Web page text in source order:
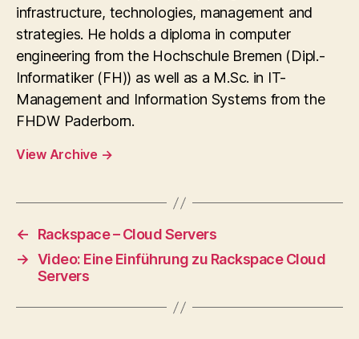
infrastructure, technologies, management and
strategies. He holds a diploma in computer
engineering from the Hochschule Bremen (Dipl.-
Informatiker (FH)) as well as a M.Sc. in IT-
Management and Information Systems from the
FHDW Paderborn.
View Archive →
←
Rackspace – Cloud Servers
→ Video: Eine Einführung zu Rackspace Cloud
Servers